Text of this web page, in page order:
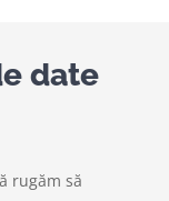
date
rugăm să